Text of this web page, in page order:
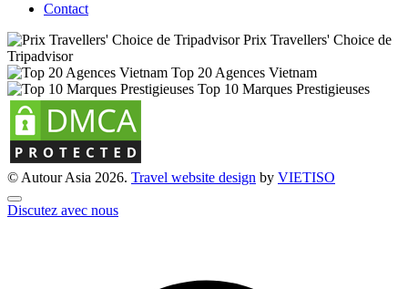
Contact
Prix Travellers' Choice de
Tripadvisor
Top 20 Agences Vietnam
Top 10 Marques Prestigieuses
© Autour Asia 2026. Travel website design by VIETISO
Discutez avec nous